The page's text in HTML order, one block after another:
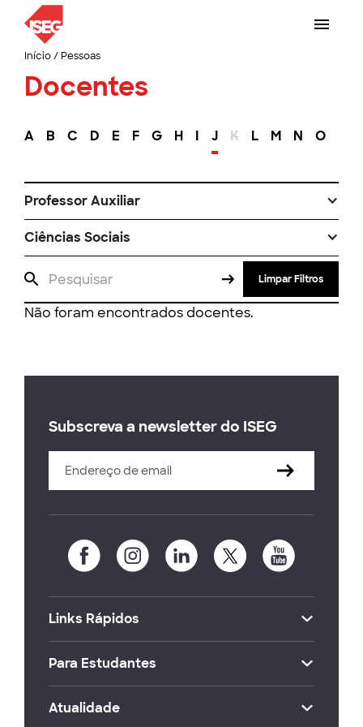
Início/ Pessoas
Docentes
A B C D E F G H I J K L M N O
Professor Auxiliar
Ciências Sociais
Limpar Filtros
Não foram encontrados docentes.
Subscreva a newsletter do ISEG
Links Rápidos
Para Estudantes
Atualidade